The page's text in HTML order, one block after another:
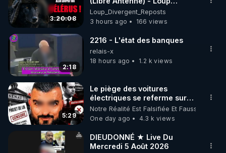
Rendez-vous sur
http://rgnr.li/lechoubrave
code : REGENERE10
▶ 30 jours gratuit sur l’application de méditation et
de bien-être ENVOL :
Rendez-vous sur https://www.envol.app/code
le code : REGENERE
3:20:08
Divergent 2026.08.06
Loup_Divergent_Reposts
3 hours ago
166 views
2:18
2216 - L'état des banques
relais-x
18 hours ago
1.2 k views
5:29
Le piège des voitures
électriques se referme sur
les usagers !
Notre Réalité Est Falsifiée Et Fausse
One day ago
4.3 k views
DIEUDONNÉ ★ Live Du
Mercredi 5 Août 2026